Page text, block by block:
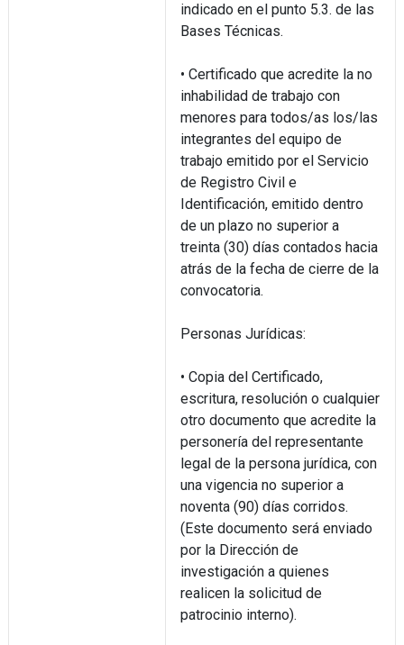
indicado en el punto 5.3. de las
Bases Técnicas.
• Certificado que acredite la no
inhabilidad de trabajo con
menores para todos/as los/las
integrantes del equipo de
trabajo emitido por el Servicio
de Registro Civil e
Identificación, emitido dentro
de un plazo no superior a
treinta (30) días contados hacia
atrás de la fecha de cierre de la
convocatoria.
Personas Jurídicas:
• Copia del Certificado,
escritura, resolución o cualquier
otro documento que acredite la
personería del representante
legal de la persona jurídica, con
una vigencia no superior a
noventa (90) días corridos.
(Este documento será enviado
por la Dirección de
investigación a quienes
realicen la solicitud de
patrocinio interno).